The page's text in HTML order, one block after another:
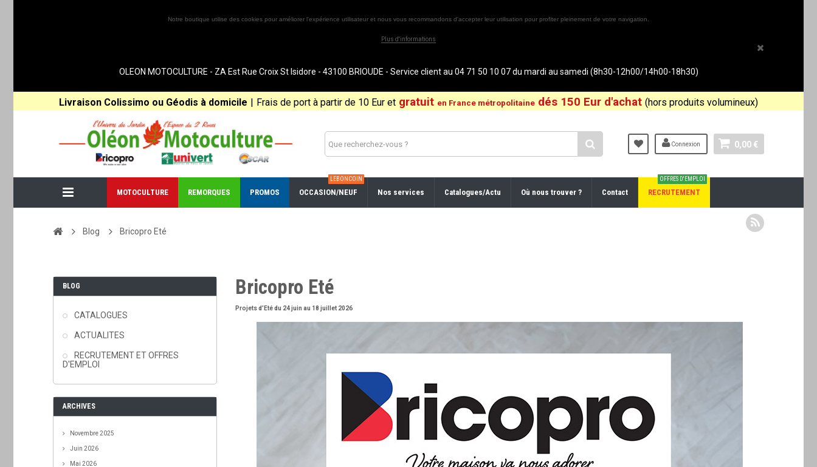
Notre boutique utilise des cookies pour améliorer l'expérience utilisateur et nous vous recommandons d'accepter leur utilisation pour profiter pleinement de votre navigation.
Plus d'informations
OLEON MOTOCULTURE - ZA Est Rue Croix St Isidore - 43100 BRIOUDE - Service client au 04 71 50 10 07 du mardi au samedi (8h30-12h00/14h00-18h30)
Livraison Colissimo ou Géodis à domicile | Frais de port à partir de 10 Eur et gratuit en France métropolitaine dés 150 Eur d'achat (hors produits volumineux)
0,00 €
Connexion
MOTOCULTURE REMORQUES PROMOS OCCASION/NEUF
LEBONCOIN
Nos services Catalogues/Actu Où nous trouver ? Contact RECRUTEMENT
OFFRES D'EMPLOI
Blog Bricopro Eté
BLOG
CATALOGUES
ACTUALITES
RECRUTEMENT ET OFFRES
D'EMPLOI
ARCHIVES
Novembre 2025
Juin 2026
Mai 2026
Bricopro Eté
Projets d’Eté du 24 juin au 18 juillet 2026